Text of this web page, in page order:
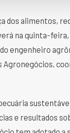
dos alimentos,
na quinta-feira,
engenheiro
e resultados